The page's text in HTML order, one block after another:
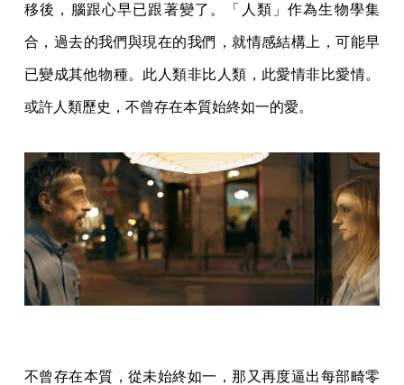
移後，腦跟心早已跟著變了。「人類」作為生物學集
合，過去的我們與現在的我們，就情感結構上，可能早
已變成其他物種。此人類非比人類，此愛情非比愛情。
或許人類歷史，不曾存在本質始終如一的愛。
不曾存在本質，從未始終如一，那又再度逼出每部畸零